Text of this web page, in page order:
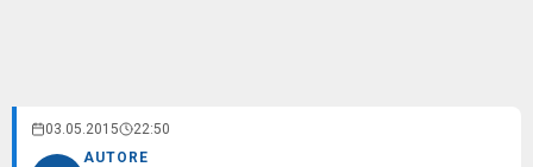
03.05.2015 22:50
AUTORE